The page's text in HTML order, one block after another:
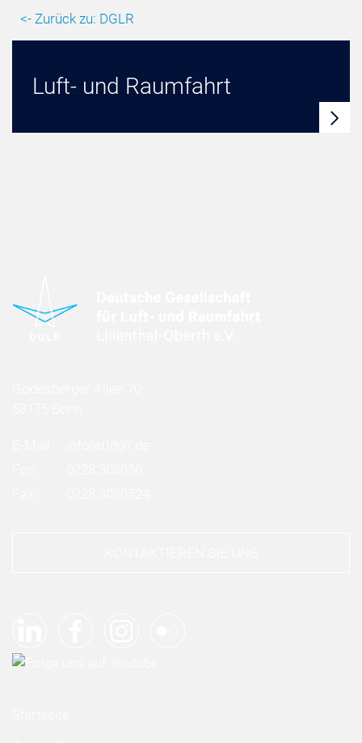
<- Zurück zu: DGLR
Luft- und Raumfahrt